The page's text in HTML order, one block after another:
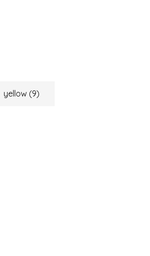
yellow (9)